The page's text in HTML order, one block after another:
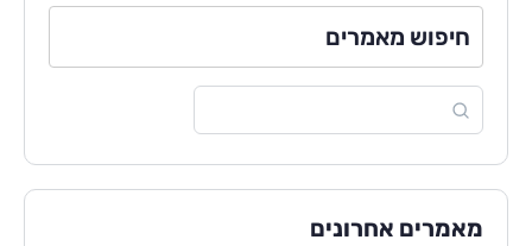
חיפוש מאמרים
מאמרים אחרונים